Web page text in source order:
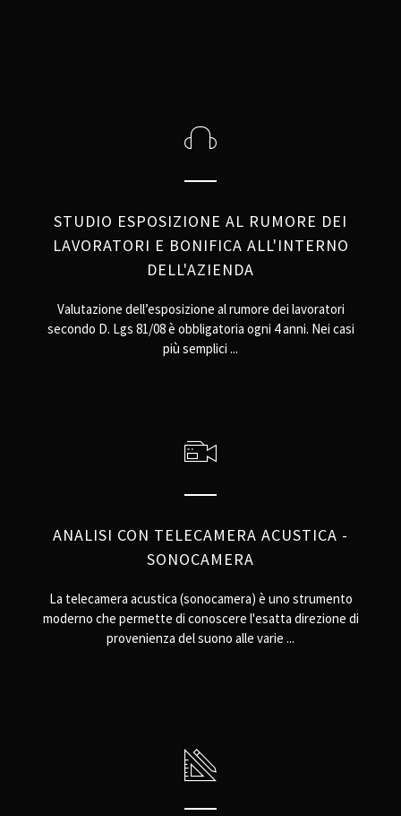
STUDIO ESPOSIZIONE AL RUMORE DEI
LAVORATORI E BONIFICA ALL'INTERNO
DELL'AZIENDA
Valutazione dell’esposizione al rumore dei lavoratori
secondo D. Lgs 81/08 è obbligatoria ogni 4 anni. Nei casi
più semplici ...
ANALISI CON TELECAMERA ACUSTICA -
SONOCAMERA
La telecamera acustica (sonocamera) è uno strumento
moderno che permette di conoscere l'esatta direzione di
provenienza del suono alle varie ...